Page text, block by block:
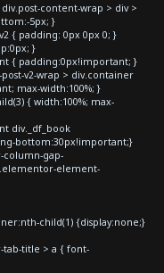
content-wrap > div >
5px; }
{ padding: 0px 0px 0; }
}
{ padding:0px!important; }
v2-wrap > div.container
max-width:100%; }
{ width:100%; max-
div._df_book
bottom:30px!important;}
column-gap-
element-
child(1) {display:none;}
tab-title > a { font-